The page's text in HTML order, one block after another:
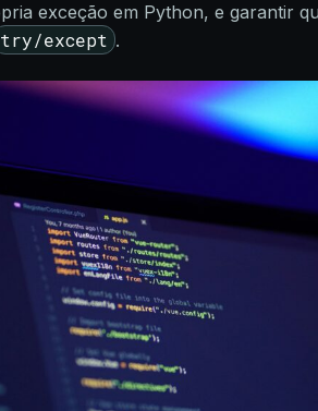
exceção em Python, e garantir
try/except .